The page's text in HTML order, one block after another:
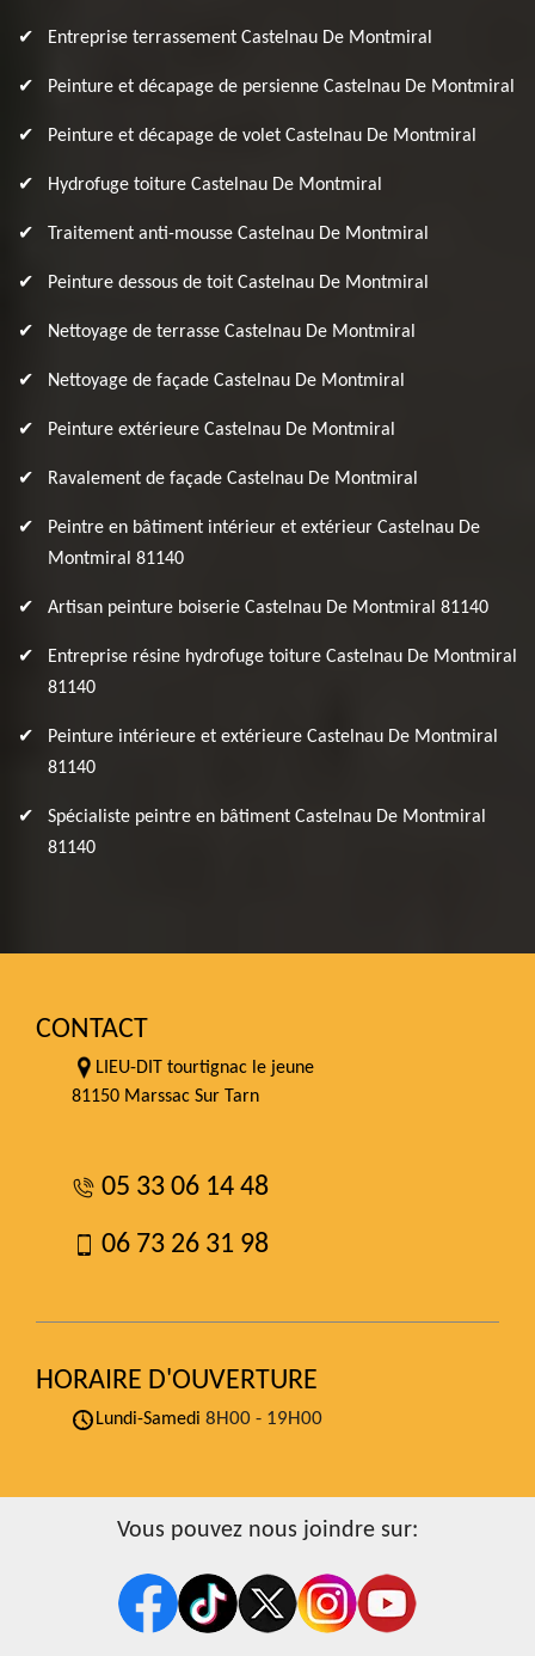
Entreprise terrassement Castelnau De Montmiral
Peinture et décapage de persienne Castelnau De Montmiral
Peinture et décapage de volet Castelnau De Montmiral
Hydrofuge toiture Castelnau De Montmiral
Traitement anti-mousse Castelnau De Montmiral
Peinture dessous de toit Castelnau De Montmiral
Nettoyage de terrasse Castelnau De Montmiral
Nettoyage de façade Castelnau De Montmiral
Peinture extérieure Castelnau De Montmiral
Ravalement de façade Castelnau De Montmiral
Peintre en bâtiment intérieur et extérieur Castelnau De
Montmiral 81140
Artisan peinture boiserie Castelnau De Montmiral 81140
Entreprise résine hydrofuge toiture Castelnau De Montmiral
81140
Peinture intérieure et extérieure Castelnau De Montmiral
81140
Spécialiste peintre en bâtiment Castelnau De Montmiral
81140
CONTACT
LIEU-DIT tourtignac le jeune
81150 Marssac Sur Tarn
05 33 06 14 48
06 73 26 31 98
HORAIRE D'OUVERTURE
Lundi-Samedi 8H00 - 19H00
Vous pouvez nous joindre sur: